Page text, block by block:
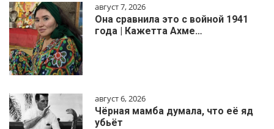
август 7, 2026
Она сравнила это с войной 1941
года | Кажетта Ахме…
август 6, 2026
Чёрная мамба думала, что её яд
убьёт